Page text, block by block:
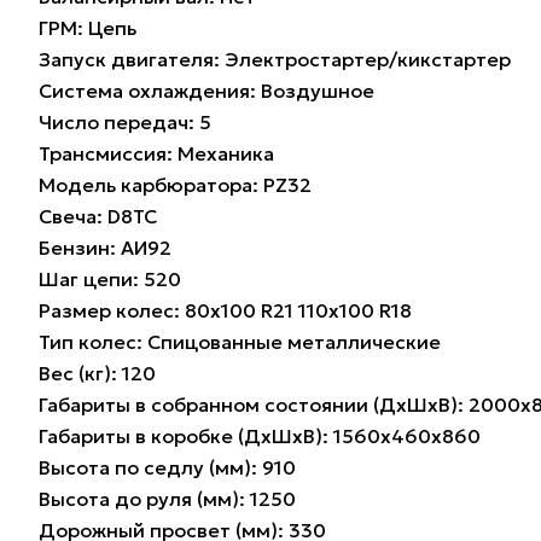
ГРМ: Цепь
Запуск двигателя: Электростартер/кикстартер
Система охлаждения: Воздушное
Число передач: 5
Трансмиссия: Механика
Модель карбюратора: PZ32
Свеча: D8TC
Бензин: АИ92
Шаг цепи: 520
Размер колес: 80х100 R21 110х100 R18
Тип колес: Спицованные металлические
Вес (кг): 120
Габариты в собранном состоянии (ДхШхВ):
Габариты в коробке (ДхШхВ): 1560x460x860
Высота по седлу (мм): 910
Высота до руля (мм): 1250
Дорожный просвет (мм): 330